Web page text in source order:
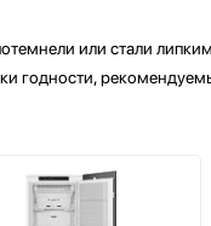
или стали
годности,